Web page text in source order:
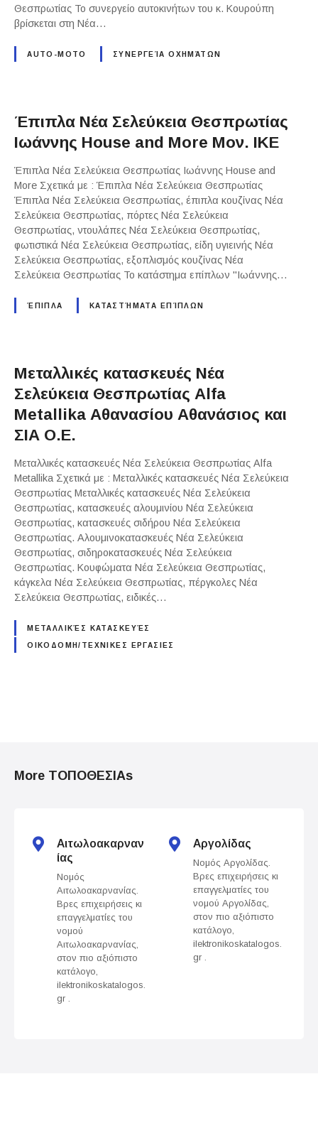
Θεσπρωτίας Το συνεργείο αυτοκινήτων του κ. Κουρούπη
βρίσκεται στη Νέα…
AUTO-MOTO ΣΥΝΕΡΓΕΊΑ ΟΧΗΜΆΤΩΝ
Έπιπλα Νέα Σελεύκεια Θεσπρωτίας
Ιωάννης House and More Μον. ΙΚΕ
Έπιπλα Νέα Σελεύκεια Θεσπρωτίας Ιωάννης House and
More Σχετικά με : Έπιπλα Νέα Σελεύκεια Θεσπρωτίας
Έπιπλα Νέα Σελεύκεια Θεσπρωτίας, έπιπλα κουζίνας Νέα
Σελεύκεια Θεσπρωτίας, πόρτες Νέα Σελεύκεια
Θεσπρωτίας, ντουλάπες Νέα Σελεύκεια Θεσπρωτίας,
φωτιστικά Νέα Σελεύκεια Θεσπρωτίας, είδη υγιεινής Νέα
Σελεύκεια Θεσπρωτίας, εξοπλισμός κουζίνας Νέα
Σελεύκεια Θεσπρωτίας Το κατάστημα επίπλων "Ιωάννης…
ΈΠΙΠΛΑ ΚΑΤΑΣΤΉΜΑΤΑ ΕΠΊΠΛΩΝ
Μεταλλικές κατασκευές Νέα
Σελεύκεια Θεσπρωτίας Alfa
Metallika Αθανασίου Αθανάσιος και
ΣΙΑ Ο.Ε.
Μεταλλικές κατασκευές Νέα Σελεύκεια Θεσπρωτίας Alfa
Metallika Σχετικά με : Μεταλλικές κατασκευές Νέα Σελεύκεια
Θεσπρωτίας Μεταλλικές κατασκευές Νέα Σελεύκεια
Θεσπρωτίας, κατασκευές αλουμινίου Νέα Σελεύκεια
Θεσπρωτίας, κατασκευές σιδήρου Νέα Σελεύκεια
Θεσπρωτίας. Αλουμινοκατασκευές Νέα Σελεύκεια
Θεσπρωτίας, σιδηροκατασκευές Νέα Σελεύκεια
Θεσπρωτίας. Κουφώματα Νέα Σελεύκεια Θεσπρωτίας,
κάγκελα Νέα Σελεύκεια Θεσπρωτίας, πέργκολες Νέα
Σελεύκεια Θεσπρωτίας, ειδικές…
ΜΕΤΑΛΛΙΚΈΣ ΚΑΤΑΣΚΕΥΈΣ
ΟΙΚΟΔΟΜΗ/ΤΕΧΝΙΚΕΣ ΕΡΓΑΣΙΕΣ
More ΤΟΠΟΘΕΣΙΑs
Αιτωλοακαρναν
ίας
Νομός
Αιτωλοακαρνανίας.
Βρες επιχειρήσεις κι
επαγγελματίες του
νομού
Αιτωλοακαρνανίας,
στον πιο αξιόπιστο
κατάλογο,
ilektronikoskatalogos.
gr .
Αργολίδας
Νομός Αργολίδας.
Βρες επιχειρήσεις κι
επαγγελματίες του
νομού Αργολίδας,
στον πιο αξιόπιστο
κατάλογο,
ilektronikoskatalogos.
gr .